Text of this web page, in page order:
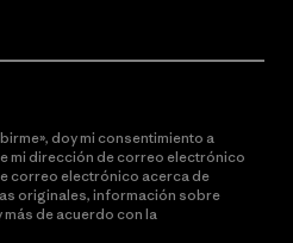
doy mi consentimiento a
mi dirección de correo electrónico
correo electrónico acerca de
originales, información sobre
de acuerdo con la